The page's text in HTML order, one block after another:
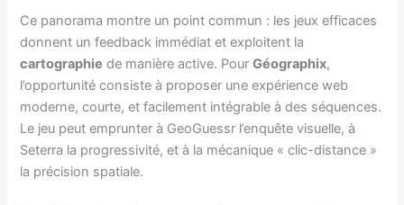
Ce panorama montre un point commun : les jeux efficaces
donnent un feedback immédiat et exploitent la
cartographie de manière active. PourGéographix,
l’opportunité consiste à proposer une expérience web
moderne, courte, et facilement intégrable à des séquences.
Le jeu peut emprunter à GeoGuessr l’enquête visuelle, à
Seterra la progressivité, et à la mécanique « clic-distance »
la précision spatiale.